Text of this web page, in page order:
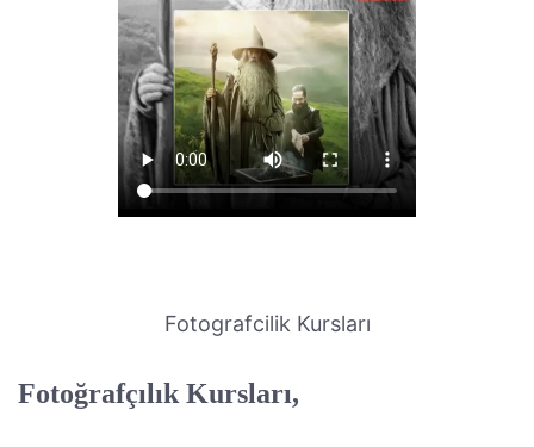
Fotografcilik Kursları
Fotoğrafçılık Kursları,